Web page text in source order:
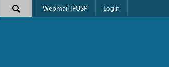
Webmail IFUSP Login